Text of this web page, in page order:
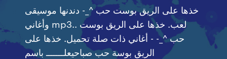
خذها علی الريق بوست حب ^_- دندنها موسيقى
وأغاني mp3.. لعب. خذها علی الريق بوست
حب ^_- - أغاني ذات صلة تحميل. خذها على
الريق بوسة حب صباحيعلـــــــ باسم